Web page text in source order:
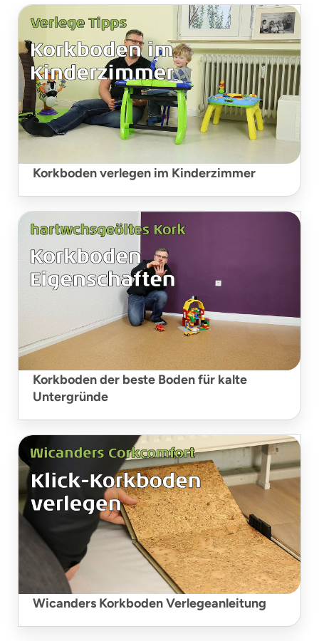
Korkboden verlegen im Kinderzimmer
Korkboden der beste Boden für kalte
Untergründe
Wicanders Korkboden Verlegeanleitung